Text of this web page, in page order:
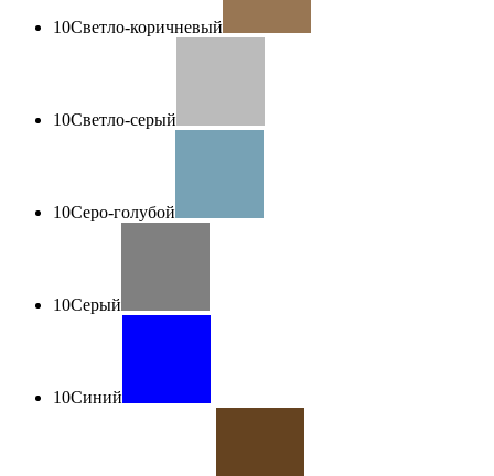
10Светло-коричневый
10Светло-серый
10Серо-голубой
10Серый
10Синий